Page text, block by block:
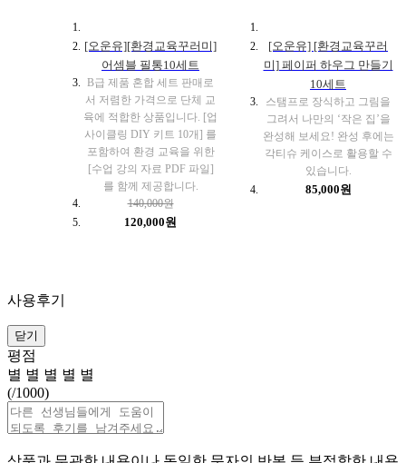
[오운유][환경교육꾸러미]
어셈블 필통10세트
B급 제품 혼합 세트 판매로
서 저렴한 가격으로 단체 교
육에 적합한 상품입니다. [업
사이클링 DIY 키트 10개] 를
포함하여 환경 교육을 위한
[수업 강의 자료 PDF 파일]
를 함께 제공합니다.
140,000원
120,000원
[오운유] [환경교육꾸러
미] 페이퍼 하우그 만들기
10세트
스탬프로 장식하고 그림을
그려서 나만의 ‘작은 집’을
완성해 보세요! 완성 후에는
각티슈 케이스로 활용할 수
있습니다.
85,000원
사용후기
닫기
평점
별 별 별 별 별
(/1000)